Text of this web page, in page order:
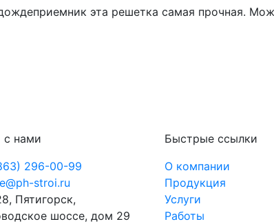
эта решетка самая прочная.
с нами
296-00-99
stroi.ru
Пятигорск,
шоссе, дом 29
Быстрые ссылки
О компании
Продукция
Услуги
Работы